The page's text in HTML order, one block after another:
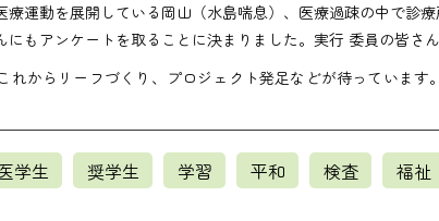
療運動を展開している岡山（水島喘息）、医療過疎の中で
もアンケートを取ることに決まりました。実行 委員の皆さ
れからリーフづくり、プロジェクト発足などが待っていま
学生 奨学生 学習 平和 検査 福祉